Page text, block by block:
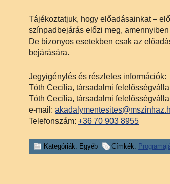
Tájékoztatjuk, hogy előadásainkat –
színpadbejárás előzi meg,
De bizonyos esetekben csak az
bejárására.
Jegyigénylés és részletes információk:
Tóth Cecília, társadalmi
Tóth Cecília, társadalmi
e-mail:
Telefonszám: +36 70 903 8955
Kategóriák: Egyéb Címkék: